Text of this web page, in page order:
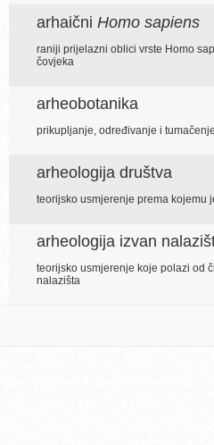
arhaični Homo sapiens
raniji prijelazni oblici vrste Homo
čovjeka
arheobotanika
prikupljanje, određivanje i
arheologija društva
teorijsko usmjerenje prema kojemu
arheologija izvan
teorijsko usmjerenje koje polazi od
nalazišta